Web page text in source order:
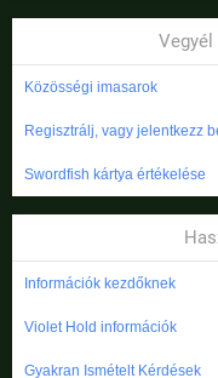
Közösségi imasarok
Regisztrálj, vagy jelentkezz
Swordfish kártya értékelése
Információk kezdőknek
Violet Hold információk
Gyakran Ismételt Kérdések